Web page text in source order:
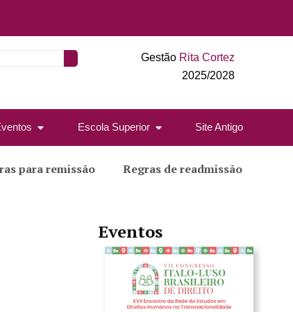
Gestão Rita Cortez
2025/2028
Escola Superior Site Antigo
para remissão Regras de readmissão
Eventos